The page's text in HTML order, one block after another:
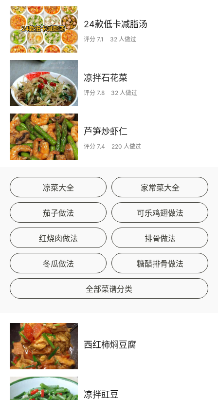
24款低卡减脂汤
评分 7.1 32 人做过
凉拌石花菜
评分 7.8 32 人做过
芦笋炒虾仁
评分 7.4 220 人做过
凉菜大全 家常菜大全
茄子做法 可乐鸡翅做法
红烧肉做法 排骨做法
冬瓜做法 糖醋排骨做法
全部菜谱分类
西红柿焖豆腐
凉拌豇豆